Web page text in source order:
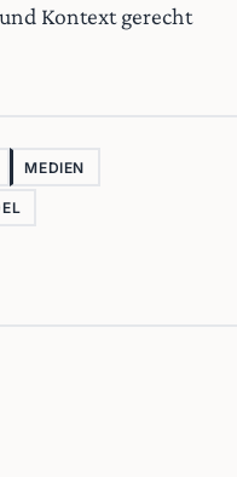
Kontext gerecht
MEDIEN